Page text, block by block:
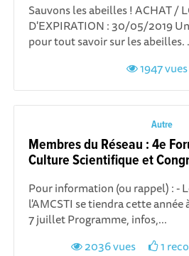
Sauvons les abeilles ! ACHAT /
D'EXPIRATION : 30/05/2019
pour tout savoir sur les abeilles.
1947 vues
Autre
Membres du Réseau : 4e
Culture Scientifique et
Pour information (ou rappel) : -
l'AMCSTI se tiendra cette année
7 juillet Programme, infos,...
2036 vues
1